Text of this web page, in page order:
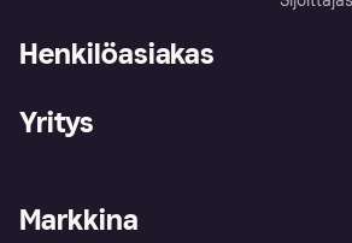
Henkilöasiakas
Ohje
Kirjaudu sisään
Tutustu kauppoihin
Yritys
Kirjaudu sisään yrityksenä
Markkina